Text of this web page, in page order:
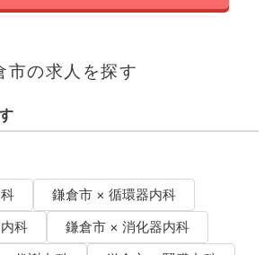
市の求人を探す
鎌倉市 × 循環器内科
科
鎌倉市 × 消化器内科